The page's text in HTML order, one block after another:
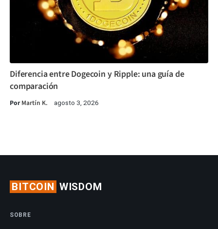
Diferencia entre Dogecoin y Ripple: una guía de
comparación
PorMartín K. agosto 3, 2026
BITCOIN WISDOM
SOBRE